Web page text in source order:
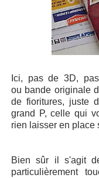
Ici, pas de 3D,
ou bande originale
de fioritures, juste
grand P, celle qui
rien laisser en place
Bien sûr il s'agit
particulièrement